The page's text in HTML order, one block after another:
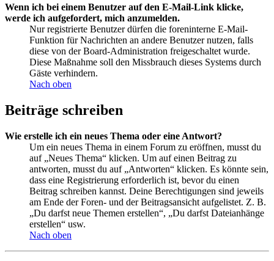
Wenn ich bei einem Benutzer auf den E-Mail-Link klicke,
werde ich aufgefordert, mich anzumelden.
Nur registrierte Benutzer dürfen die foreninterne E-Mail-
Funktion für Nachrichten an andere Benutzer nutzen, falls
diese von der Board-Administration freigeschaltet wurde.
Diese Maßnahme soll den Missbrauch dieses Systems durch
Gäste verhindern.
Nach oben
Beiträge schreiben
Wie erstelle ich ein neues Thema oder eine Antwort?
Um ein neues Thema in einem Forum zu eröffnen, musst du
auf „Neues Thema“ klicken. Um auf einen Beitrag zu
antworten, musst du auf „Antworten“ klicken. Es könnte sein,
dass eine Registrierung erforderlich ist, bevor du einen
Beitrag schreiben kannst. Deine Berechtigungen sind jeweils
am Ende der Foren- und der Beitragsansicht aufgelistet. Z. B.
„Du darfst neue Themen erstellen“, „Du darfst Dateianhänge
erstellen“ usw.
Nach oben